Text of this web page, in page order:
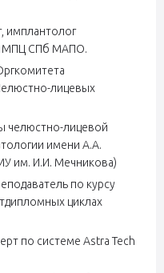
имплантолог
МПЦ СПб МАПО.
лицевых
челюстно-лицевой
имени А.А.
им. И.И. Мечникова)
по курсу
циклах
по системе Astra Tech